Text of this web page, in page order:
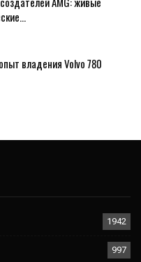
владения Volvo 780
1942
997